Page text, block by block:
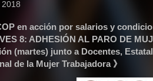
en acción por salarios y
8: ADHESIÓN AL PARO DE
(martes) junto a Docentes,
de la Mujer Trabajadora 》